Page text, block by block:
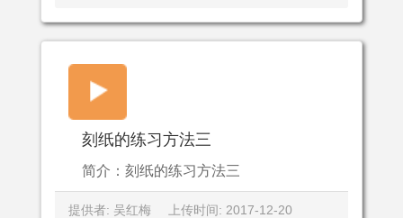
刻纸的练习方法三
简介：刻纸的练习方法三
提供者: 吴红梅
上传时间: 2017-12-20